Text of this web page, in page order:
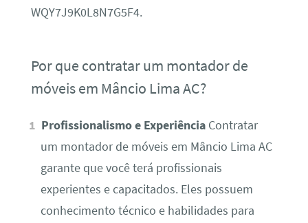
WQY7J9K0L8N7G5F4.
Por que contratar um montador de
móveis em Mâncio Lima AC?
Profissionalismo e Experiência Contratar
um montador de móveis em Mâncio Lima AC
garante que você terá profissionais
experientes e capacitados. Eles possuem
conhecimento técnico e habilidades para